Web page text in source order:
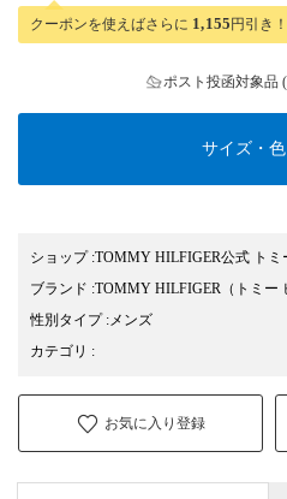
クーポンを使えばさらに 1,155円引き！
ポスト投函対象品
サイズ・
ショップ:TOMMY HILFIGER公式 トミ
ブランド :TOMMY HILFIGER （トミー
性別タイプ: メンズ
カテゴリ :
お気に入り登録